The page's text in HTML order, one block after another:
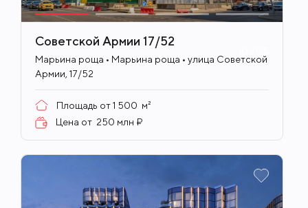
Советской Армии 17/52
Марьина роща • Марьина роща • улица Советской
Армии, 17/52
Площадь от1 500 м²
Цена от 250 млн ₽